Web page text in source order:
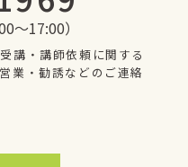
〜17:00）
講・講師依頼に関する
業・勧誘などのご連絡